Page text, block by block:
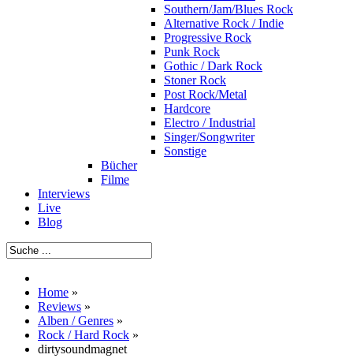
Southern/Jam/Blues Rock
Alternative Rock / Indie
Progressive Rock
Punk Rock
Gothic / Dark Rock
Stoner Rock
Post Rock/Metal
Hardcore
Electro / Industrial
Singer/Songwriter
Sonstige
Bücher
Filme
Interviews
Live
Blog
Home »
Reviews »
Alben / Genres »
Rock / Hard Rock »
dirtysoundmagnet